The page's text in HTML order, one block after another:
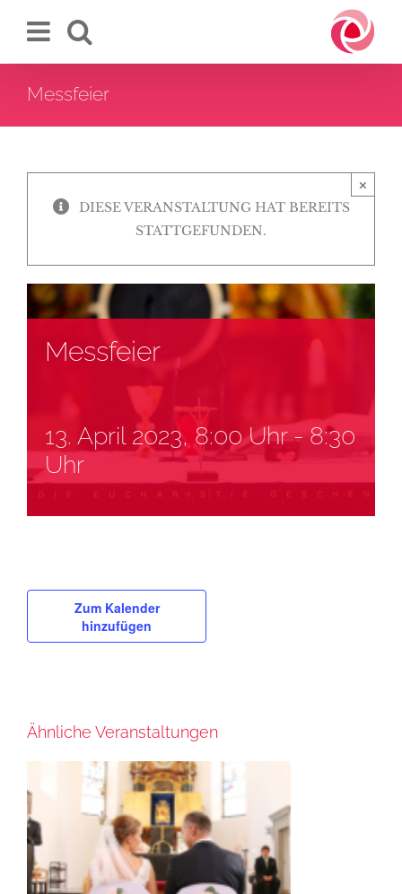
Inhalt
Messfeier
×
DIESE VERANSTALTUNG HAT BEREITS
STATTGEFUNDEN.
Messfeier
13. April 2023, 8:00 Uhr- 8:30
Uhr
Zum Kalender
hinzufügen
Ähnliche Veranstaltungen